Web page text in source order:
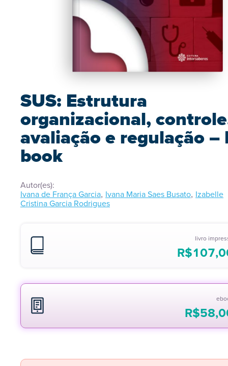
SUS: Estrutura
organizacional,
avaliação e regulação –
book
Autor(es):
Ivana de França Garcia, Ivana Maria Saes Busato, Izabelle
Cristina Garcia Rodrigues
livro
R$
R$